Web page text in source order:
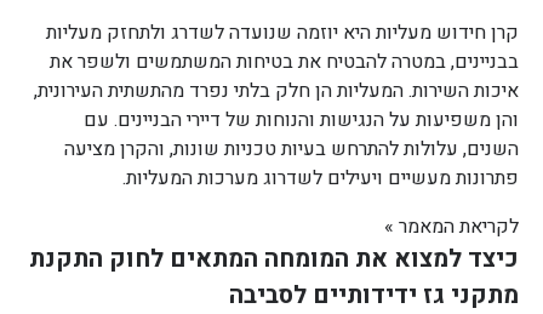
קרן חידוש מעליות היא יוזמה שנועדה לשדרג ולתחזק מעליות
בבניינים, במטרה להבטיח את בטיחות המשתמשים ולשפר את
איכות השירות. המעליות הן חלק בלתי נפרד מהתשתית העירונית,
והן משפיעות על הנגישות והנוחות של דיירי הבניינים. עם
השנים, עלולות להתרחש בעיות טכניות שונות, והקרן מציעה
פתרונות מעשיים ויעילים לשדרוג מערכות המעליות.
לקריאת המאמר »
כיצד למצוא את המומחה המתאים לחוק התקנת
מתקני גז ידידותיים לסביבה